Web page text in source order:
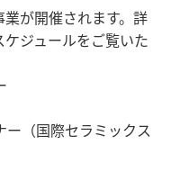
が開催されます。詳
ジュールをご覧いた
（国際セラミックス